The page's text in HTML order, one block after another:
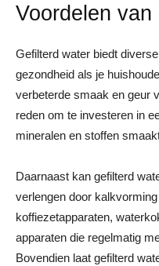
Voordelen
Gefilterd water biedt
gezondheid als je
verbeterde smaak en geur
reden om te investeren in
mineralen en stoffen
Daarnaast kan gefilterd
verlengen door
koffiezetapparaten,
apparaten die regelmatig
Bovendien laat gefilterd